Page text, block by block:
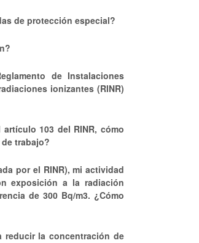
de protección especial?
de Instalaciones
ionizantes (RINR)
103 del RINR, cómo
trabajo?
por el RINR), mi actividad
exposición a la radiación
de 300 Bq/m3. ¿Cómo
reducir la concentración de